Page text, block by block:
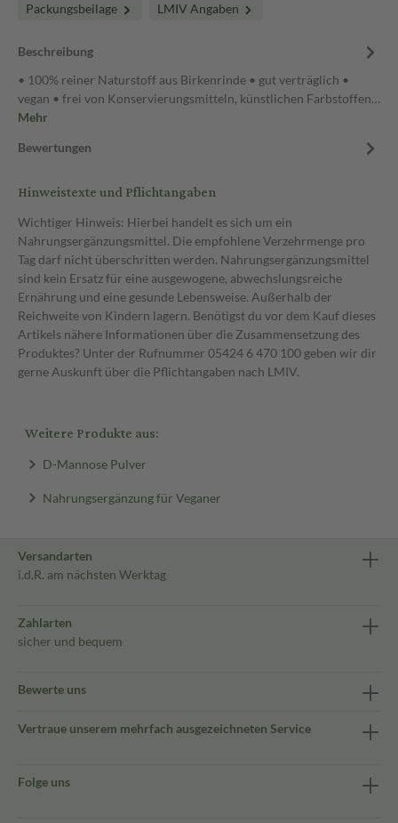
Packungsbeilage LMIV Angaben
Beschreibung
• 100% reiner Naturstoff aus Birkenrinde • gut verträglich •
vegan • frei von Konservierungsmitteln, künstlichen Farbstoffen…
Mehr
Bewertungen
Hinweistexte und Pflichtangaben
Wichtiger Hinweis: Hierbei handelt es sich um ein
Nahrungsergänzungsmittel. Die empfohlene Verzehrmenge pro
Tag darf nicht überschritten werden. Nahrungsergänzungsmittel
sind kein Ersatz für eine ausgewogene, abwechslungsreiche
Ernährung und eine gesunde Lebensweise. Außerhalb der
Reichweite von Kindern lagern. Benötigst du vor dem Kauf dieses
Artikels nähere Informationen über die Zusammensetzung des
Produktes? Unter der Rufnummer 05424 6 470 100 geben wir dir
gerne Auskunft über die Pflichtangaben nach LMIV.
Weitere Produkte aus:
D-Mannose Pulver
Nahrungsergänzung für Veganer
Versandarten
i.d.R. am nächsten Werktag
Zahlarten
sicher und bequem
Bewerte uns
Vertraue unserem mehrfach ausgezeichneten Service
Folge uns